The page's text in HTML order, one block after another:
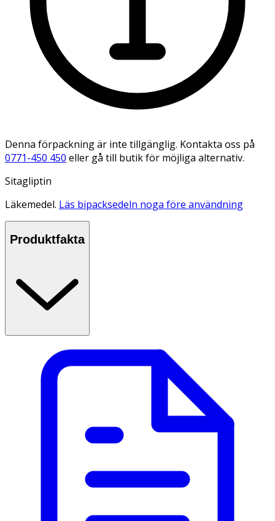
Denna förpackning är inte tillgänglig. Kontakta oss på
0771-450 450 eller gå till butik för möjliga alternativ.
Sitagliptin
Läkemedel. Läs bipacksedeln noga före användning
Produktfakta